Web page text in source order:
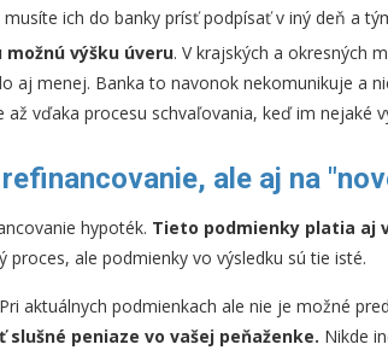
musíte ich do banky prísť podpísať v iný deň a
výšku úveru. V krajských a okresných
aj menej. Banka to navonok nekomunikuje a
vďaka procesu schvaľovania, keď im nejaké
ale aj na
hypoték. Tieto podmienky platia aj
proces, ale podmienky vo výsledku sú tie isté.
aktuálnych podmienkach ale nie je možné
peniaze vo vašej peňaženke. Nikde